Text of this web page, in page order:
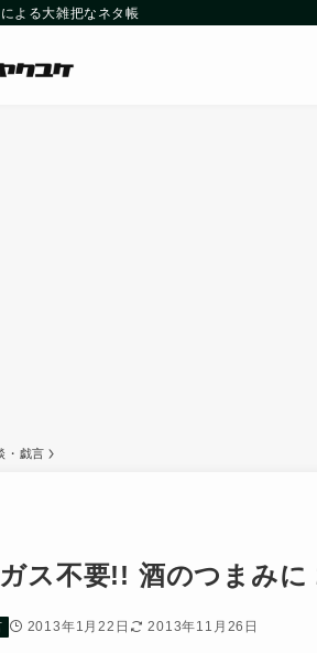
よる大雑把なネタ帳
・戯言
ガス不要!! 酒のつまみ
2013年1月22日 2013年11月26日